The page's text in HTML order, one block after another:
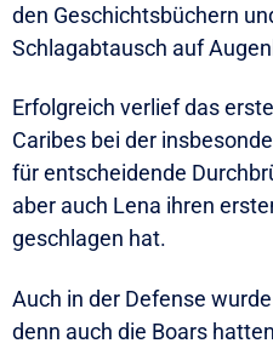
den Geschichtsbüchern
Schlagabtausch auf
Erfolgreich verlief das
Caribes bei der
für entscheidende
aber auch Lena ihren
geschlagen hat.
Auch in der Defense
denn auch die Boars